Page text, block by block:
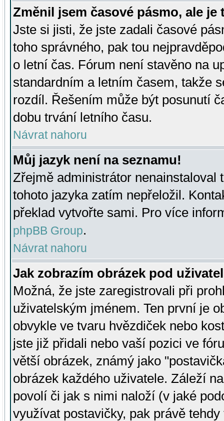
Změnil jsem časové pásmo, ale je
Jste si jisti, že jste zadali časové
toho správného, pak tou
o letní čas. Fórum není stavěno na
standardním a letním časem, takže
rozdíl. Řešením může být posunutí
dobu trvání letního času.
Návrat nahoru
Můj jazyk není na seznamu!
Zřejmě administrátor nenainstaloval
tohoto jazyka zatím nepřeložil.
překlad vytvořte sami. Pro více
phpBB Group.
Návrat nahoru
Jak zobrazím obrázek pod
Možná, že jste zaregistrovali při
uživatelským jménem. Ten první je
obvykle ve tvaru hvězdiček nebo
jste již přidali nebo vaší pozici ve
větší obrázek, známý jako
obrázek každého uživatele. Záleží
povolí či jak s nimi naloží (v jaké
využívat postavičky, pak právě